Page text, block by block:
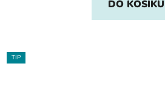
DO KOŠÍKU
TIP